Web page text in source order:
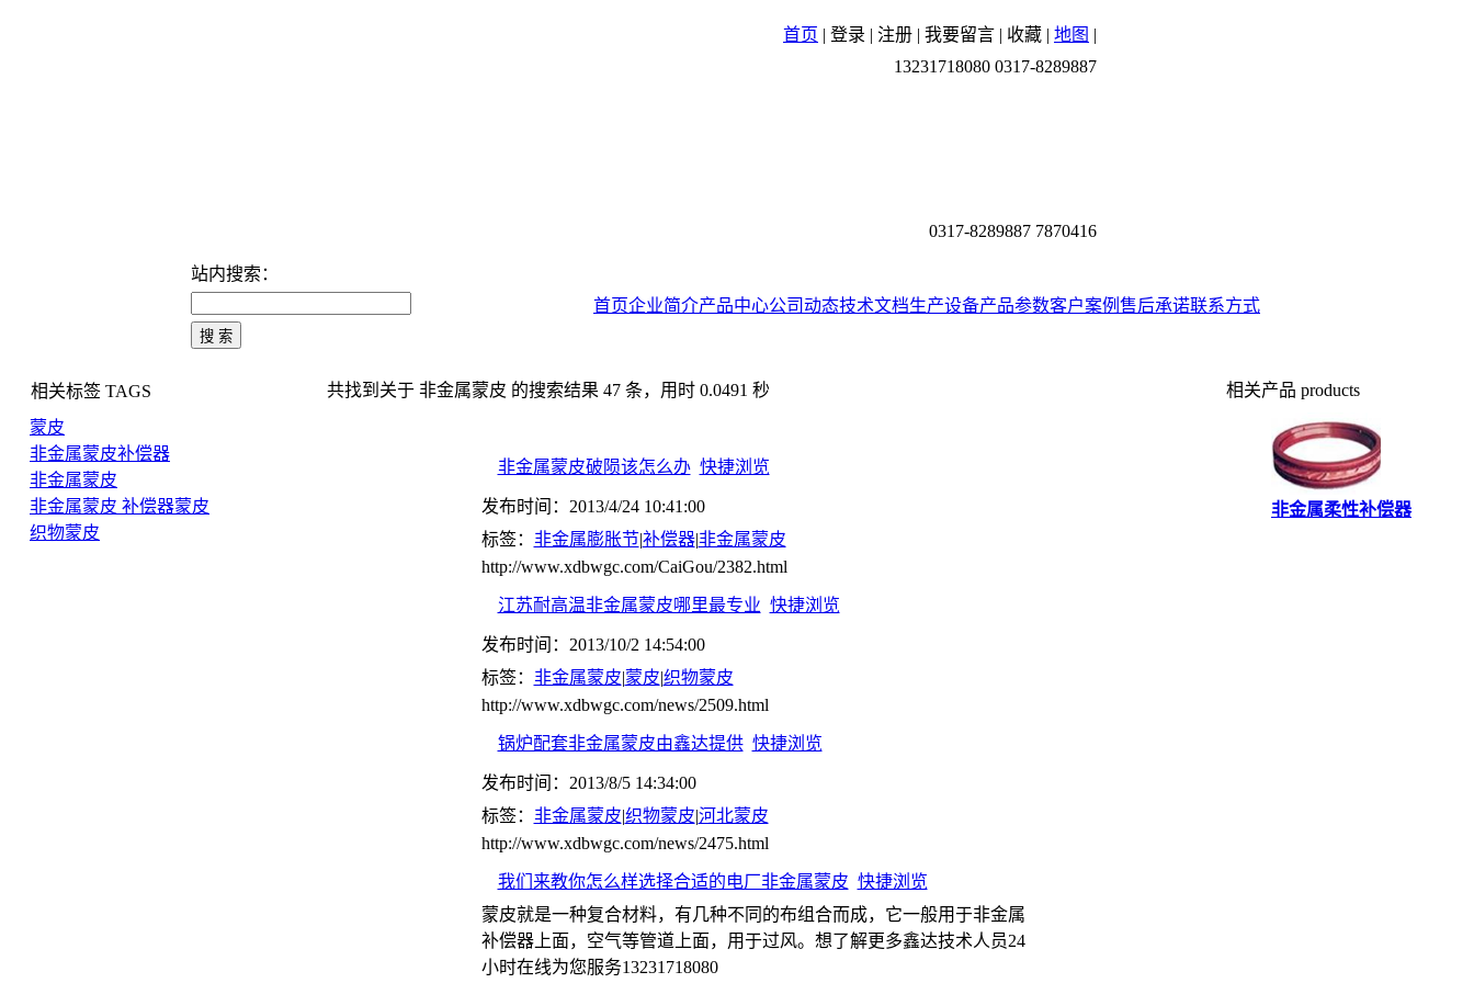
首页 | 登录 | 注册 | 我要留言 | 收藏 | 地图 |
13231718080 0317-8289887
0317-8289887 7870416
站内搜索：
首页企业简介产品中心公司动态技术文档生产设备产品参数客户案例 售后承诺联系方式
相关标签 TAGS
蒙皮
非金属蒙皮补偿器
非金属蒙皮
非金属蒙皮 补偿器蒙皮
织物蒙皮
共找到关于 非金属蒙皮 的搜索结果 47 条，用时 0.0491 秒
非金属蒙皮破陨该怎么办 快捷浏览
发布时间：2013/4/24 10:41:00
标签： 非金属膨胀节|补偿器|非金属蒙皮
http://www.xdbwgc.com/CaiGou/2382.html
江苏耐高温非金属蒙皮哪里最专业 快捷浏览
发布时间：2013/10/2 14:54:00
标签： 非金属蒙皮|蒙皮|织物蒙皮
http://www.xdbwgc.com/news/2509.html
锅炉配套非金属蒙皮由鑫达提供 快捷浏览
发布时间：2013/8/5 14:34:00
标签： 非金属蒙皮|织物蒙皮|河北蒙皮
http://www.xdbwgc.com/news/2475.html
我们来教你怎么样选择合适的电厂非金属蒙皮 快捷浏览
蒙皮就是一种复合材料，有几种不同的布组合而成，它一般用于非金属
补偿器上面，空气等管道上面，用于过风。想了解更多鑫达技术人员24
小时在线为您服务13231718080
相关产品 products
非金属柔性补偿器